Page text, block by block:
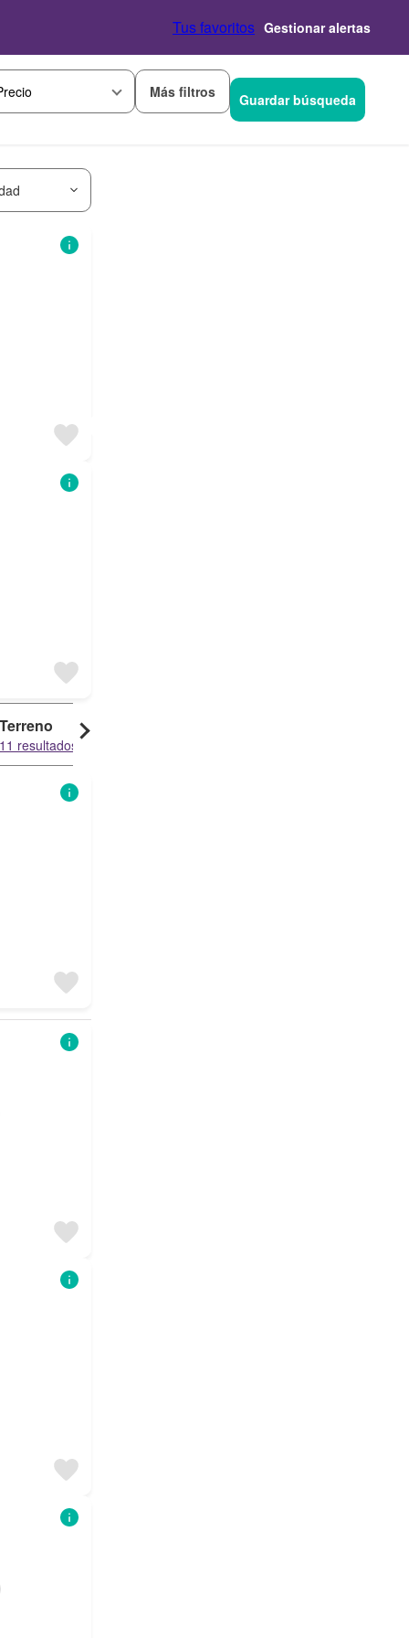
Tus favoritos Gestionar alertas
Más filtros Guardar búsqueda
Terreno
11 resultados